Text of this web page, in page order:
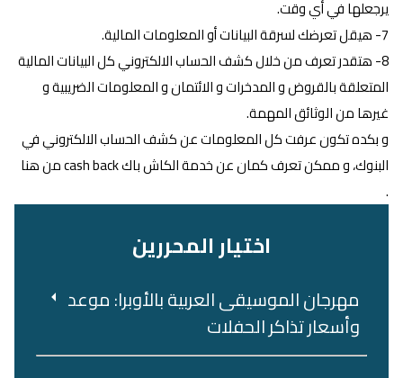
يرجعلها في أي وقت.
7- هيقل تعرضك لسرقة البيانات أو المعلومات المالية.
8- هتقدر تعرف من خلال كشف الحساب الالكتروني كل البيانات المالية
المتعلقة بالقروض و المدخرات و الائتمان و المعلومات الضريبية و
غيرها من الوثائق المهمة.
و بكده تكون عرفت كل المعلومات عن كشف الحساب الالكتروني في
البنوك، و ممكن تعرف كمان عن خدمة الكاش باك cash back من هنا
.
اختيار المحررين
مهرجان الموسيقى العربية بالأوبرا: موعد
وأسعار تذاكر الحفلات